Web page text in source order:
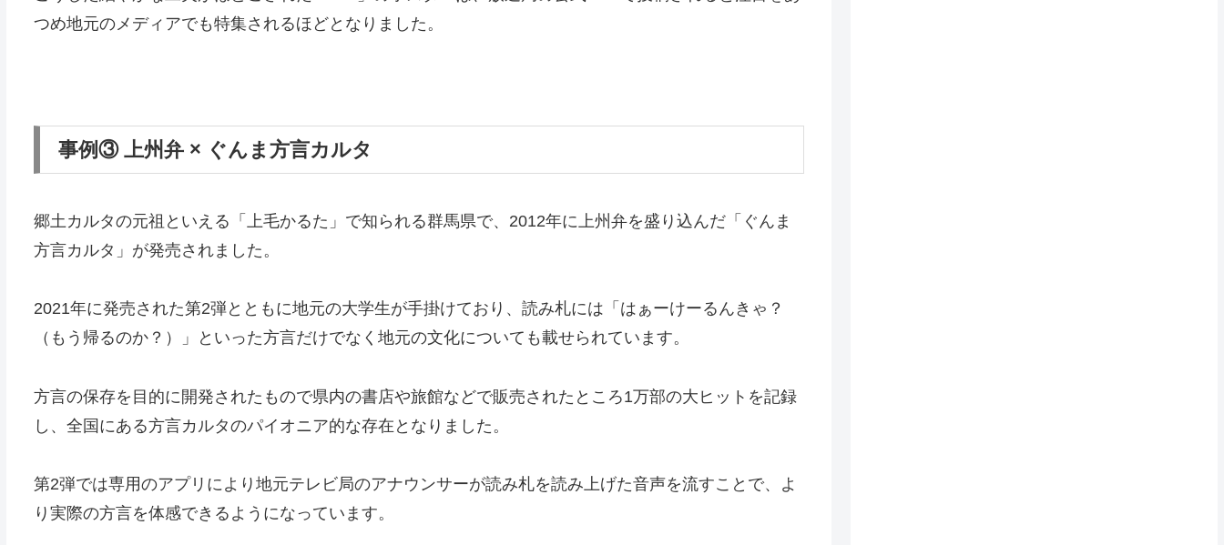
つめ地元のメディアでも特集されるほどとなりました。
事例③ 上州弁 × ぐんま方言カルタ
郷土カルタの元祖といえる「上毛かるた」で知られる群馬県で、2012年に上州弁を盛り込んだ「ぐんま
方言カルタ」が発売されました。
2021年に発売された第2弾とともに地元の大学生が手掛けており、読み札には「はぁーけーるんきゃ？
（もう帰るのか？）」といった方言だけでなく地元の文化についても載せられています。
方言の保存を目的に開発されたもので県内の書店や旅館などで販売されたところ1万部の大ヒットを記録
し、全国にある方言カルタのパイオニア的な存在となりました。
第2弾では専用のアプリにより地元テレビ局のアナウンサーが読み札を読み上げた音声を流すことで、よ
り実際の方言を体感できるようになっています。